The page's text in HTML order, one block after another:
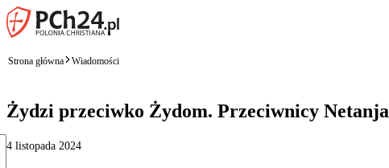
Strona główna Wiadomości
Żydzi przeciwko Żydom. Przeciwnicy
4 listopada 2024